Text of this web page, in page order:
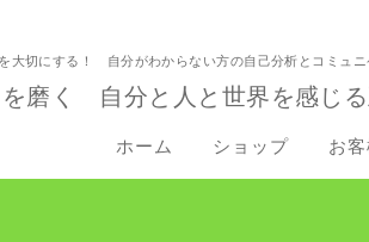
大切にする！ 自分がわからない方の自己分析とコミュ
磨く 自分と人と世界を感じ
ホーム ショップ お